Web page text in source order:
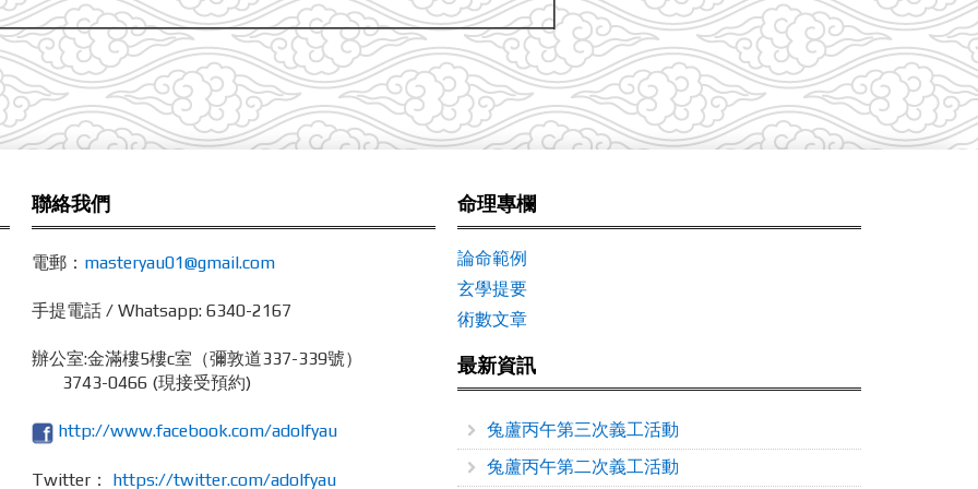
聯絡我們
電郵： masteryau01@gmail.com
手提電話 / Whatsapp: 6340-2167
辦公室:金滿樓5樓c室（彌敦道337-339號）
3743-0466 (現接受預約)
http://www.facebook.com/adolfyau
Twitter： https://twitter.com/adolfyau
命理專欄
論命範例
玄學提要
術數文章
最新資訊
兔蘆丙午第三次義工活動
兔蘆丙午第二次義工活動